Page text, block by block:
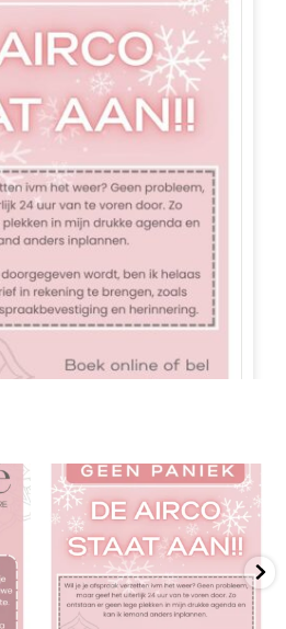
ivm het weer, of een
natuurlijk, maar geef
voren door🙏. Zo ontstaan er
drukke agenda en kan ik
❄❄❗GEEN PANIEK!!❗❄❄
❗❄❄DE AIRCO STAAT...
14 0